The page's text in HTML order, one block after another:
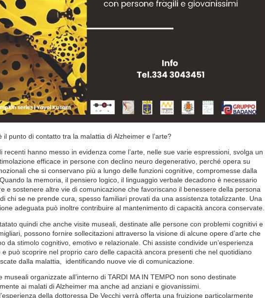
il punto di contatto tra la malattia di Alzheimer e l’arte?
recenti hanno messo in evidenza come l’arte, nelle sue varie espressioni, svolga un
efficace in persone con declino neuro degenerativo, perché opera su
che si conservano più a lungo delle funzioni cognitive, compromesse dalla
la memoria, il pensiero logico, il linguaggio verbale decadono è necessario
e sostenere altre vie di comunicazione che favoriscano il benessere della persona
chi se ne prende cura, spesso familiari provati da una assistenza totalizzante. Una
adeguata può inoltre contribuire al mantenimento di capacità ancora conservate.
quindi che anche visite museali, destinate alle persone con problemi cognitivi e
possono fornire sollecitazioni attraverso la visione di alcune opere d’arte che
da stimolo cognitivo, emotivo e relazionale. Chi assiste condivide un’esperienza
e può scoprire nel proprio caro delle capacità ancora presenti che nel quotidiano
dalla malattia, identificando nuove vie di comunicazione.
museali organizzate all’interno di TARDI MA IN TEMPO non sono destinate
ai malati di Alzheimer ma anche ad anziani e giovanissimi.
della dottoressa De Vecchi verrà offerta una fruizione particolarmente